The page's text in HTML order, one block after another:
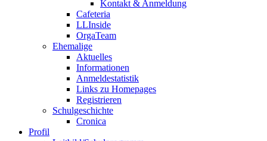
Kontakt & Anmeldung
Cafeteria
LLInside
OrgaTeam
Ehemalige
Aktuelles
Informationen
Anmeldestatistik
Links zu Homepages
Registrieren
Schulgeschichte
Cronica
Profil